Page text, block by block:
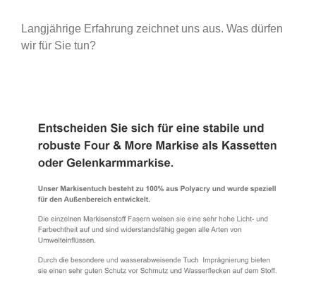
Langjährige Erfahrung zeichnet uns aus. Was dürfen
wir für Sie tun?